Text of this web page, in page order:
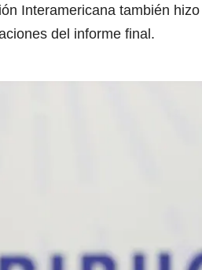
Interamericana también
del informe final.